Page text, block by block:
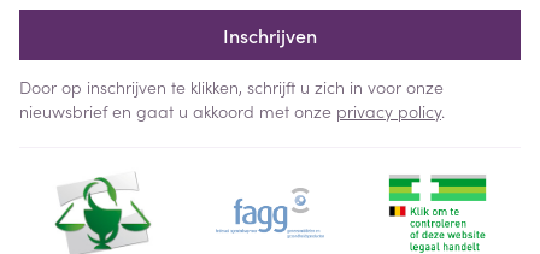
Inschrijven
Door op inschrijven te klikken, schrijft u zich in voor onze
nieuwsbrief en gaat u akkoord met onze privacy policy.